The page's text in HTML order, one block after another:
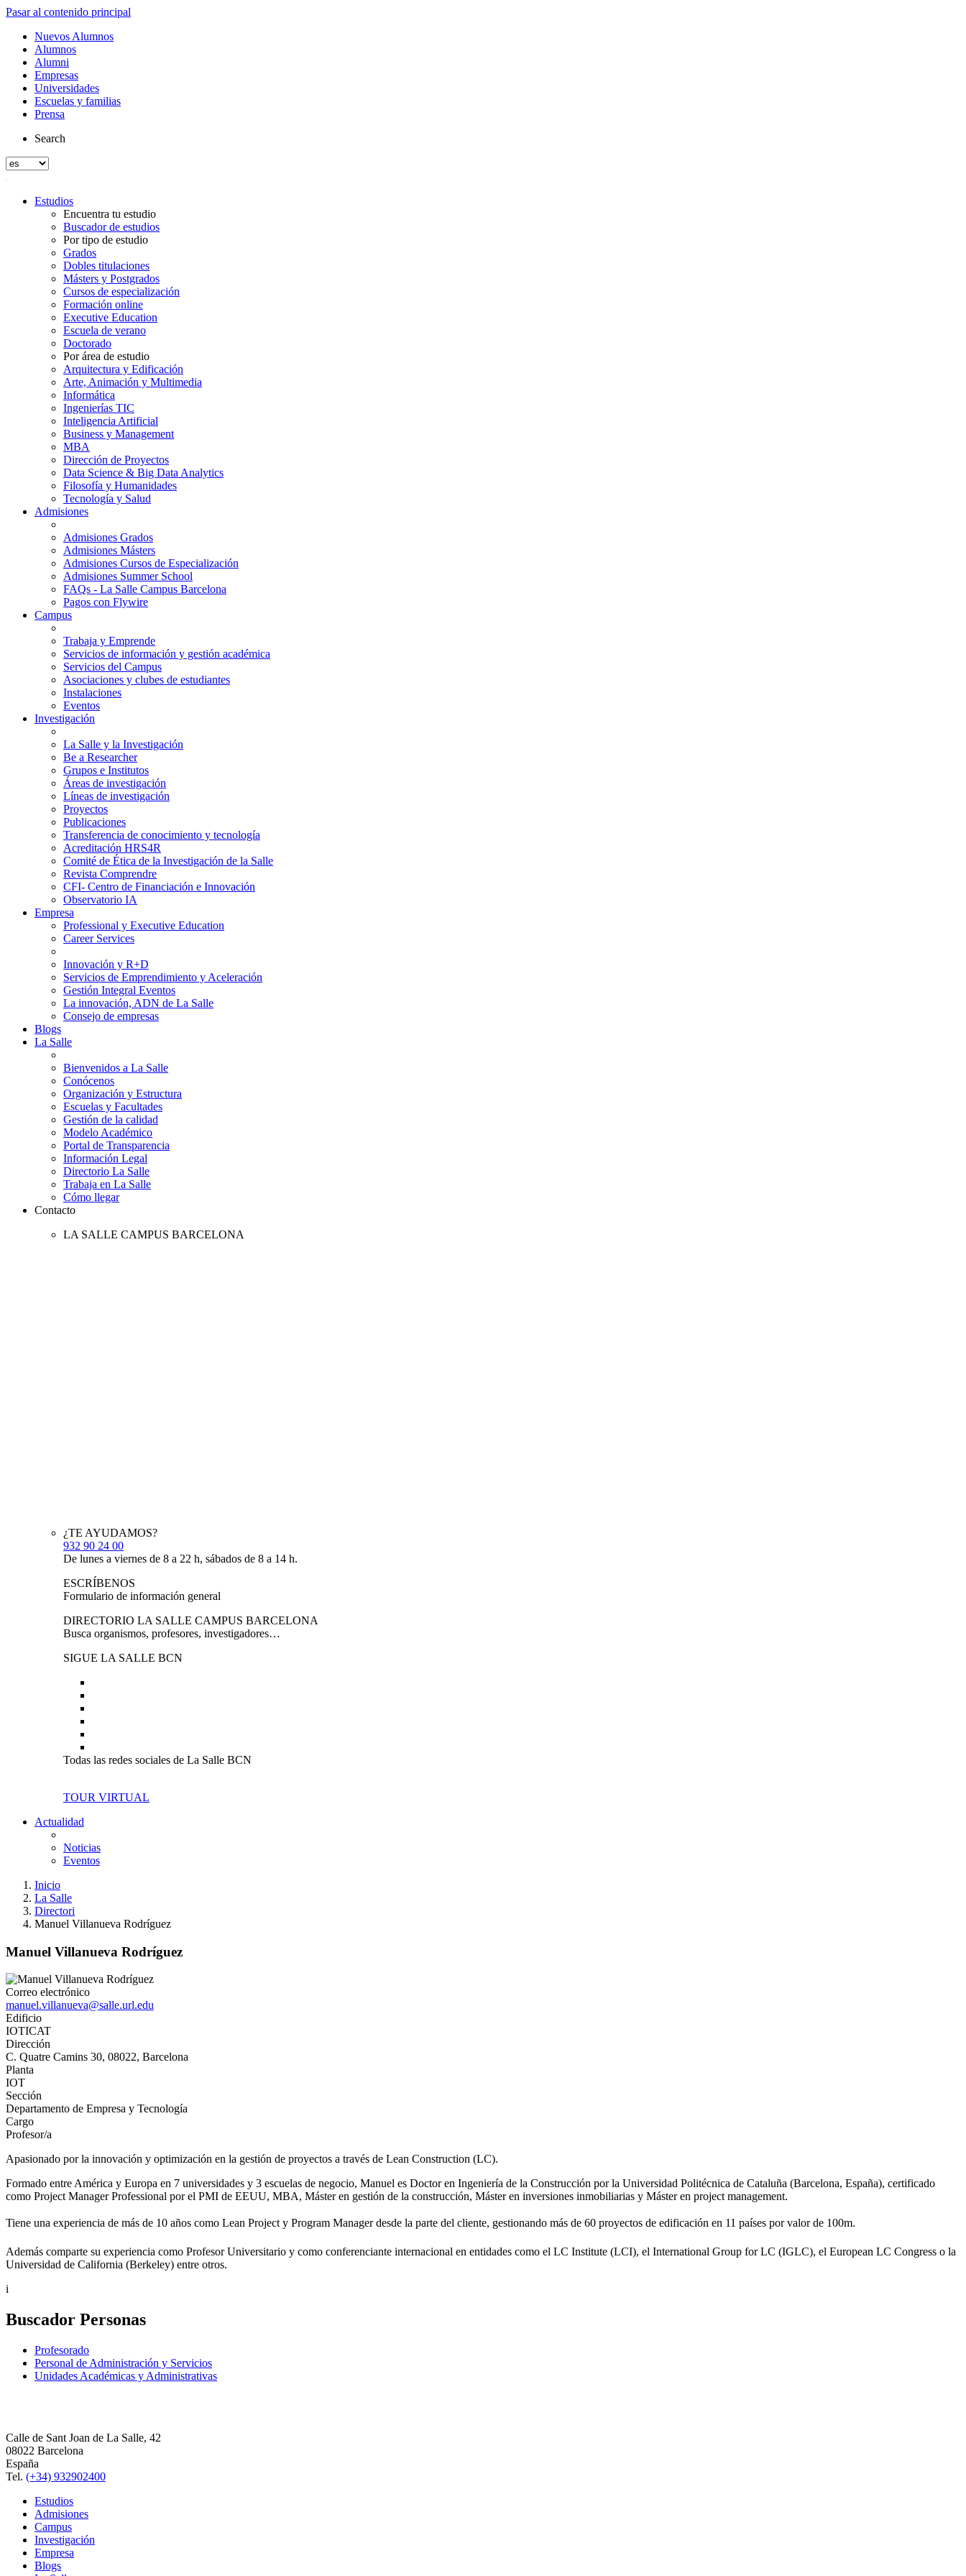
Pasar al contenido principal
Nuevos Alumnos
Alumnos
Alumni
Empresas
Universidades
Escuelas y familias
Prensa
Search
Estudios
Encuentra tu estudio
Buscador de estudios
Por tipo de estudio
Grados
Dobles titulaciones
Másters y Postgrados
Cursos de especialización
Formación online
Executive Education
Escuela de verano
Doctorado
Por área de estudio
Arquitectura y Edificación
Arte, Animación y Multimedia
Informática
Ingenierías TIC
Inteligencia Artificial
Business y Management
MBA
Dirección de Proyectos
Data Science & Big Data Analytics
Filosofía y Humanidades
Tecnología y Salud
Admisiones
Admisiones Grados
Admisiones Másters
Admisiones Cursos de Especialización
Admisiones Summer School
FAQs - La Salle Campus Barcelona
Pagos con Flywire
Campus
Trabaja y Emprende
Servicios de información y gestión académica
Servicios del Campus
Asociaciones y clubes de estudiantes
Instalaciones
Eventos
Investigación
La Salle y la Investigación
Be a Researcher
Grupos e Institutos
Áreas de investigación
Líneas de investigación
Proyectos
Publicaciones
Transferencia de conocimiento y tecnología
Acreditación HRS4R
Comité de Ética de la Investigación de la Salle
Revista Comprendre
CFI- Centro de Financiación e Innovación
Observatorio IA
Empresa
Professional y Executive Education
Career Services
Innovación y R+D
Servicios de Emprendimiento y Aceleración
Gestión Integral Eventos
La innovación, ADN de La Salle
Consejo de empresas
Blogs
La Salle
Bienvenidos a La Salle
Conócenos
Organización y Estructura
Escuelas y Facultades
Gestión de la calidad
Modelo Académico
Portal de Transparencia
Información Legal
Directorio La Salle
Trabaja en La Salle
Cómo llegar
Contacto
LA SALLE CAMPUS BARCELONA
¿TE AYUDAMOS?
932 90 24 00
De lunes a viernes de 8 a 22 h, sábados de 8 a 14 h.
ESCRÍBENOS
Formulario de información general
DIRECTORIO LA SALLE CAMPUS BARCELONA
Busca organismos, profesores, investigadores…
SIGUE LA SALLE BCN
Todas las redes sociales de La Salle BCN
TOUR VIRTUAL
Actualidad
Noticias
Eventos
Inicio
La Salle
Directori
Manuel Villanueva Rodríguez
Manuel Villanueva Rodríguez
Correo electrónico
manuel.villanueva@salle.url.edu
Edificio
IOTICAT
Dirección
C. Quatre Camins 30, 08022, Barcelona
Planta
IOT
Sección
Departamento de Empresa y Tecnología
Cargo
Profesor/a
Apasionado por la innovación y optimización en la gestión de proyectos a través de Lean Construction (LC).
Formado entre América y Europa en 7 universidades y 3 escuelas de negocio, Manuel es Doctor en Ingeniería de la Construcción por la Universidad Politécnica de Cataluña (Barcelona, España), certificado
como Project Manager Professional por el PMI de EEUU, MBA, Máster en gestión de la construcción, Máster en inversiones inmobiliarias y Máster en project management.
Tiene una experiencia de más de 10 años como Lean Project y Program Manager desde la parte del cliente, gestionando más de 60 proyectos de edificación en 11 países por valor de 100m.
Además comparte su experiencia como Profesor Universitario y como conferenciante internacional en entidades como el LC Institute (LCI), el International Group for LC (IGLC), el European LC Congress o la
Universidad de California (Berkeley) entre otros.
i
Buscador Personas
Profesorado
Personal de Administración y Servicios
Unidades Académicas y Administrativas
Calle de Sant Joan de La Salle, 42
08022 Barcelona
España
Tel. (+34) 932902400
Estudios
Admisiones
Campus
Investigación
Empresa
Blogs